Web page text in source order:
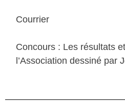
Courrier
Concours : Les résultats
l’Association dessiné par